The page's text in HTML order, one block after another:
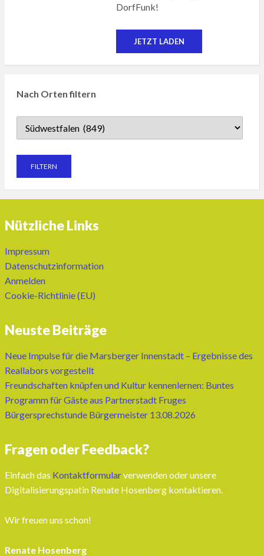
DorfFunk!
JETZT LADEN
Nach Orten filtern
Nützliche Links
Impressum
Datenschutzinformation
Anmelden
Cookie-Richtlinie (EU)
Neuste Beiträge
Neue Impulse für die Marsberger Innenstadt – Ergebnisse des
Reallabors vorgestellt
Freundschaften knüpfen und Kultur kennenlernen: Buntes
Programm für Gäste aus Partnerstadt Fruges
Bürgersprechstunde Bürgermeister 13.08.2026
Fragen oder Feedback?
Einfach das Kontaktformularverwenden oder unsere
Digitalisierungspatin Renate Hosenberg kontaktieren.
Wir freuen uns schon!
Renate Hosenberg